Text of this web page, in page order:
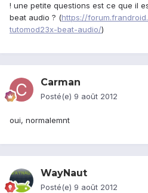
! une petite questions est ce que il
beat audio ? (https://
tutomod23x-beat-audio/)
Carman
Posté(e) 9 août 2012
oui, normalemnt
WayNaut
Posté(e) 9 août 2012